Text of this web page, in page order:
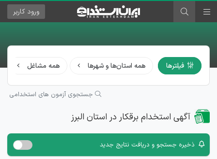
ورود کاربر
فیلترها همه استان‌ها و شهرها همه مشاغل
جستجوی آزمون های استخدامی
آگهی استخدام برقکار در استان البرز
ذخیره جستجو و دریافت نتایج جدید